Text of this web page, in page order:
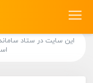
این سایت در ستاد